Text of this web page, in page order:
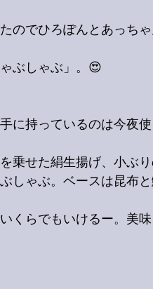
のでひろぽんとあっち
ぶしゃぶ」。😍
に持っているのは今夜
乗せた絹生揚げ、小ぶ
しゃぶ。ベースは昆布
くらでもいけるー。美